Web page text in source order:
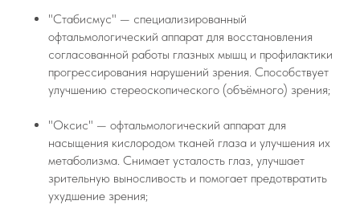
"Стабисмус" — специализированный
офтальмологический аппарат для восстановления
согласованной работы глазных мышц и профилактики
прогрессирования нарушений зрения. Способствует
улучшению стереоскопического (объёмного) зрения;
"Оксис" — офтальмологический аппарат для
насыщения кислородом тканей глаза и улучшения их
метаболизма. Снимает усталость глаз, улучшает
зрительную выносливость и помогает предотвратить
ухудшение зрения;